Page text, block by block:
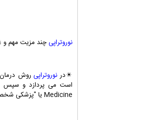
نوروتراپی چند مزیت مهم و
☀درنوروتراپی روش
است می پردازد و سپس
Medicine یا "پزشکی شخصی شده" قرار میگیرد.